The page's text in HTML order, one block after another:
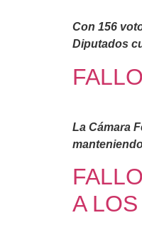
Con 156
Diputados
La Cámara
A